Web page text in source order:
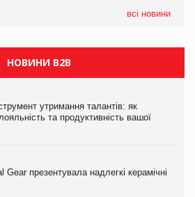
всі новини
НОВИНИ B2B
утримання талантів: як
та продуктивність вашої
презентувала надлегкі керамічні